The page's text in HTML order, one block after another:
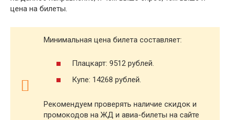
цена на билеты.
Минимальная цена билета составляет:
Плацкарт: 9512 рублей.
Купе: 14268 рублей.
Рекомендуем проверять наличие скидок и
промокодов на ЖД и авиа-билеты на сайте